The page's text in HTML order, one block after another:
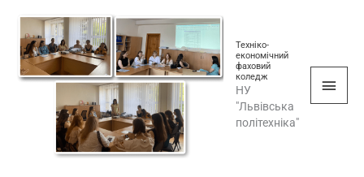
вмісту
Техніко-
економічний
фаховий
коледж
НУ
"Львівська
політехніка"